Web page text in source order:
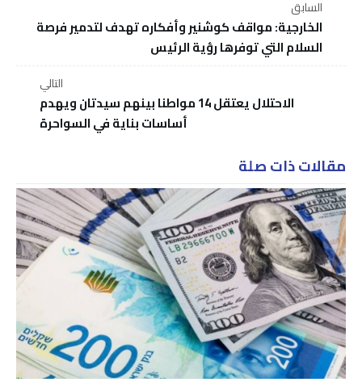
السابق
الخارجية: مواقف كوشنير وأفكاره تهدف لتدمير فرصة
السلام التي توفرها رؤية الرئيس
التالي
الاحتلال يعتقل 14 مواطنا بينهم سيدتان ويهدم
أساسات بناية في السواحرة
مقالات ذات صلة